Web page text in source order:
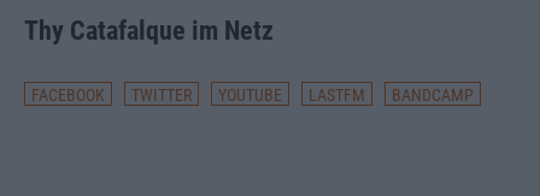
Thy Catafalque im Netz
FACEBOOK TWITTER YOUTUBE LASTFM BANDCAMP